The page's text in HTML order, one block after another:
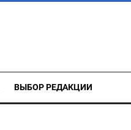
ВЫБОР РЕДАКЦИИ